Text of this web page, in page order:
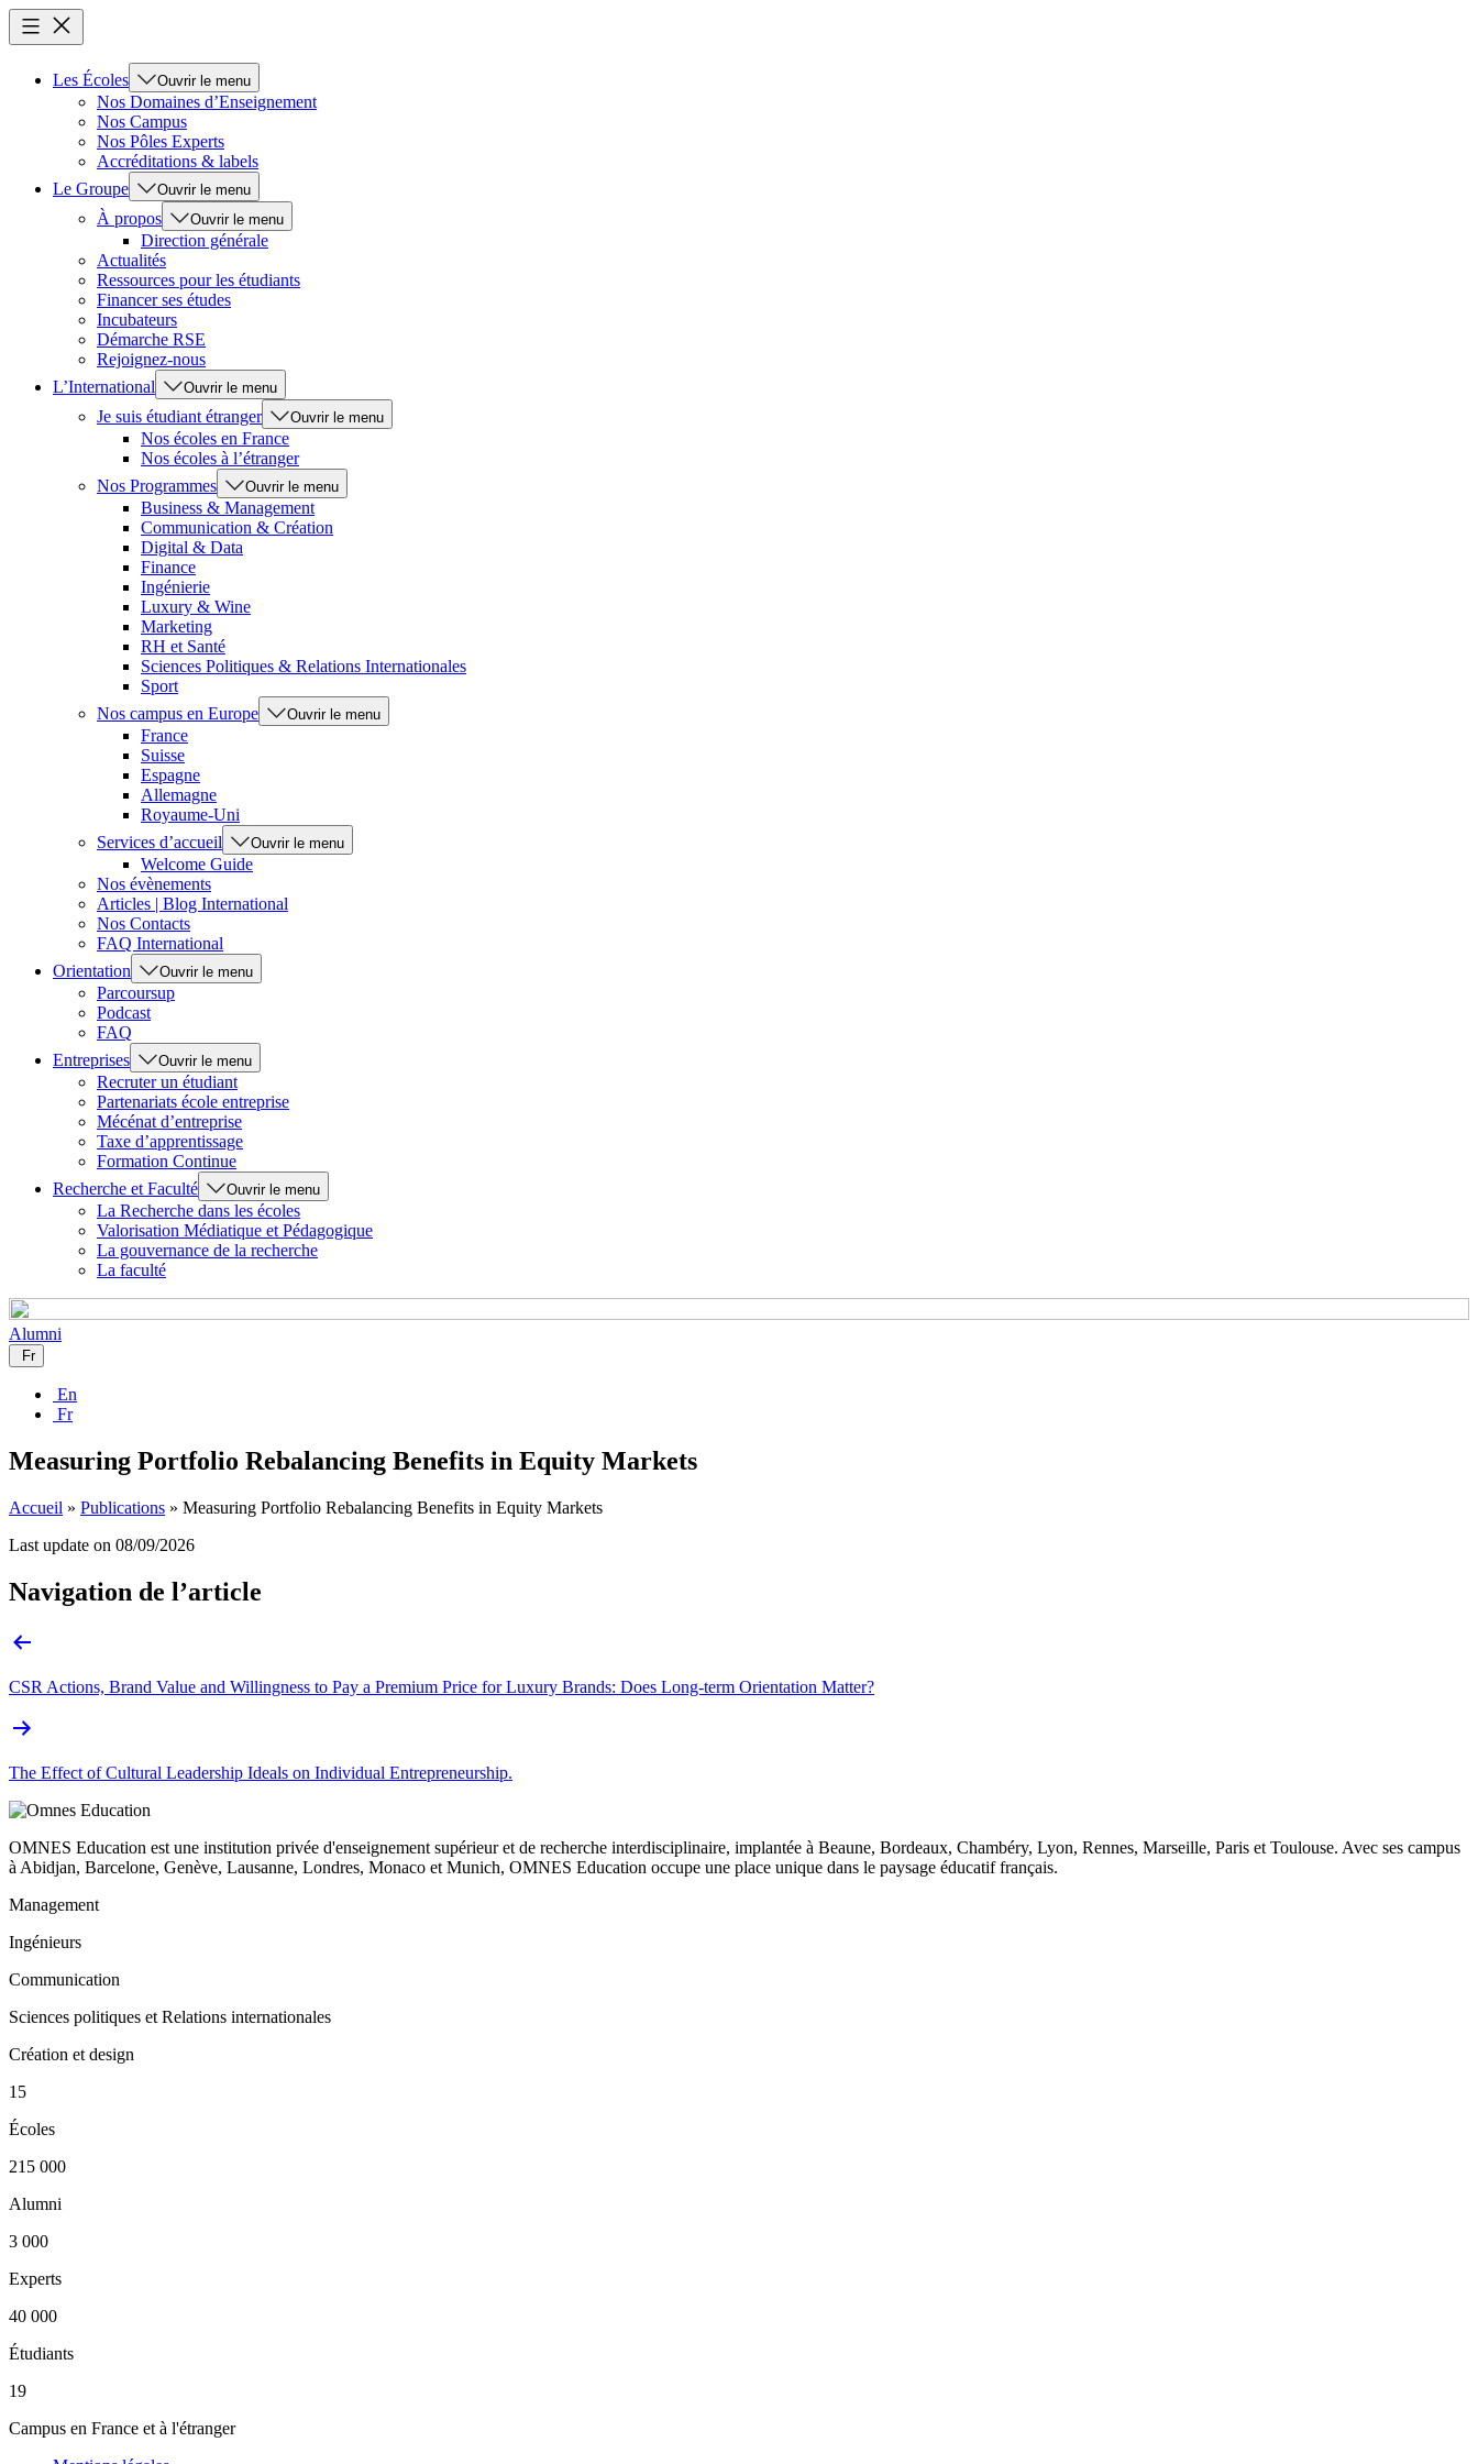
Les Écoles Ouvrir le menu
Nos Domaines d’Enseignement
Nos Campus
Nos Pôles Experts
Accréditations & labels
Le Groupe
Ouvrir le menu
À propos Ouvrir le menu
Direction générale
Actualités
Ressources pour les étudiants
Financer ses études
Incubateurs
Démarche RSE
Rejoignez-nous
L’International
Ouvrir le menu
Je suis étudiant étranger Ouvrir le menu
Nos écoles en France
Nos écoles à l’étranger
Nos Programmes
Ouvrir le menu
Business & Management
Communication & Création
Digital & Data
Finance
Ingénierie
Luxury & Wine
Marketing
RH et Santé
Sciences Politiques & Relations Internationales
Sport
Nos campus en Europe
Ouvrir le menu
France
Suisse
Espagne
Allemagne
Royaume-Uni
Services d’accueil
Ouvrir le menu
Welcome Guide
Nos évènements
Articles | Blog International
Nos Contacts
FAQ International
Orientation
Ouvrir le menu
Parcoursup
Podcast
FAQ
Entreprises
Ouvrir le menu
Recruter un étudiant
Partenariats école entreprise
Mécénat d’entreprise
Taxe d’apprentissage
Formation Continue
Recherche et Faculté
Ouvrir le menu
La Recherche dans les écoles
Valorisation Médiatique et Pédagogique
La gouvernance de la recherche
La faculté
Alumni
Fr
En
Fr
Measuring Portfolio Rebalancing Benefits in Equity Markets
Accueil » Publications » Measuring Portfolio Rebalancing Benefits in Equity Markets
Last update on 08/09/2026
Navigation de l’article
CSR Actions, Brand Value and Willingness to Pay a Premium Price for Luxury Brands: Does Long-term Orientation Matter?
The Effect of Cultural Leadership Ideals on Individual Entrepreneurship.
OMNES Education est une institution privée d'enseignement supérieur et de recherche interdisciplinaire, implantée à Beaune, Bordeaux, Chambéry, Lyon, Rennes, Marseille, Paris et Toulouse. Avec ses campus
à Abidjan, Barcelone, Genève, Lausanne, Londres, Monaco et Munich, OMNES Education occupe une place unique dans le paysage éducatif français.
Management
Ingénieurs
Communication
Sciences politiques et Relations internationales
Création et design
15
Écoles
215 000
Alumni
3 000
Experts
40 000
Étudiants
19
Campus en France et à l'étranger